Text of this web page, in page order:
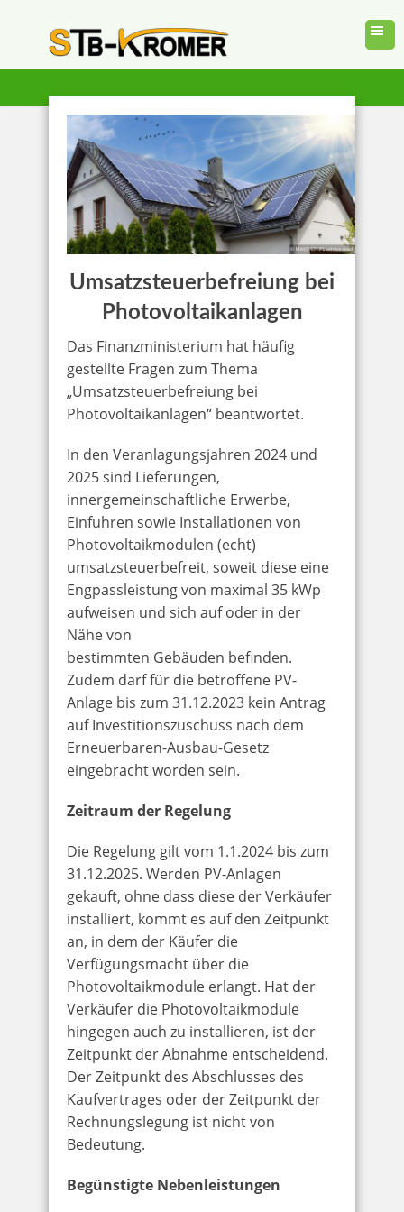
Umsatzsteuerbefreiung bei
Photovoltaikanlagen
Das Finanzministerium hat häufig
gestellte Fragen zum Thema
„Umsatzsteuerbefreiung bei
Photovoltaikanlagen“ beantwortet.
In den Veranlagungsjahren 2024 und
2025 sind Lieferungen,
innergemeinschaftliche Erwerbe,
Einfuhren sowie Installationen von
Photovoltaikmodulen (echt)
umsatzsteuerbefreit, soweit diese eine
Engpassleistung von maximal 35 kWp
aufweisen und sich auf oder in der
Nähe von
bestimmten Gebäuden befinden.
Zudem darf für die betroffene PV-
Anlage bis zum 31.12.2023 kein Antrag
auf Investitionszuschuss nach dem
Erneuerbaren-Ausbau-Gesetz
eingebracht worden sein.
Zeitraum der Regelung
Die Regelung gilt vom 1.1.2024 bis zum
31.12.2025. Werden PV-Anlagen
gekauft, ohne dass diese der Verkäufer
installiert, kommt es auf den Zeitpunkt
an, in dem der Käufer die
Verfügungsmacht über die
Photovoltaikmodule erlangt. Hat der
Verkäufer die Photovoltaikmodule
hingegen auch zu installieren, ist der
Zeitpunkt der Abnahme entscheidend.
Der Zeitpunkt des Abschlusses des
Kaufvertrages oder der Zeitpunkt der
Rechnungslegung ist nicht von
Bedeutung.
Begünstigte Nebenleistungen